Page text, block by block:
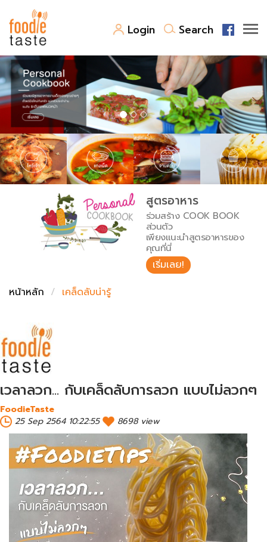
Login Search
สูตรอาหาร
สูตรอาหารล่าสุด
Top Foodie
พาไปชิม
สารพันก้นครัว
เคล็ดลับน่ารู้
เปรียบเทียบหน่วยการตวง
เปรียบเทียบอุณหภูมิ
เปรียบเทียบน้ำหนักวัตถุดิบ
FoodPedia
สร้าง Cookbook
สูตรอาหาร
ร่วมสร้าง COOK BOOK
ส่วนตัว
เพียงแนะนำสูตรอาหารของ
คุณที่นี่
เริ่มเลย!
หน้าหลัก
เคล็ดลับน่ารู้
เวลาลวก... กับเคล็ดลับการลวก แบบไม่ลวกๆ
FoodieTaste
25 Sep 2564 10:22:55
8698 view